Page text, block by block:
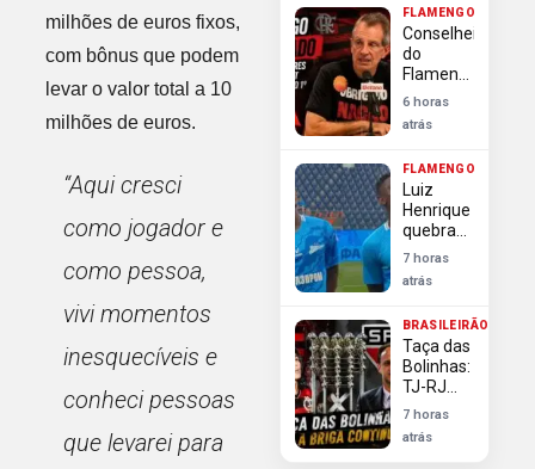
milhões de euros fixos,
com bônus que podem
levar o valor total a 10
milhões de euros.
“Aqui cresci
como jogador e
como pessoa,
vivi momentos
inesquecíveis e
conheci pessoas
que levarei para
rápida na
contratação
de Luiz
Henrique
FLAMENGO
Conselheiros
do
Flamengo
exigem
transparência
e
da
diretoria
após
déficit
6 horas
atrás
FLAMENGO
Luiz
Henrique
quebra
silêncio
após
avanços
Flamengo
em sua
contratação
7 horas
atrás
BRASILEIRÃO
Taça das
Bolinhas:
TJ-RJ
rejeita
Flamengo
e reitera
7 horas
atrás